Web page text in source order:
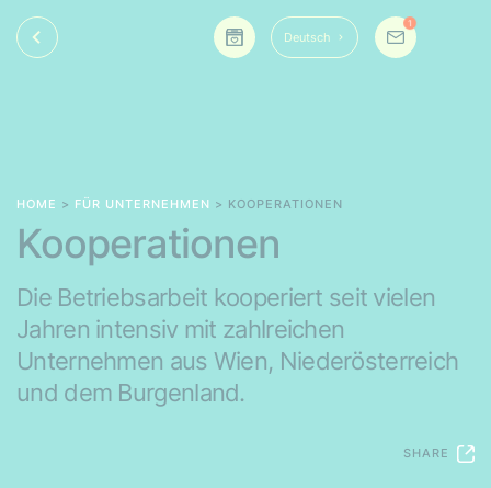
Deutsch
1
HOME > FÜR UNTERNEHMEN > KOOPERATIONEN
Kooperationen
Die Betriebsarbeit kooperiert seit vielen
Jahren intensiv mit zahlreichen
Unternehmen aus Wien, Niederösterreich
und dem Burgenland.
SHARE